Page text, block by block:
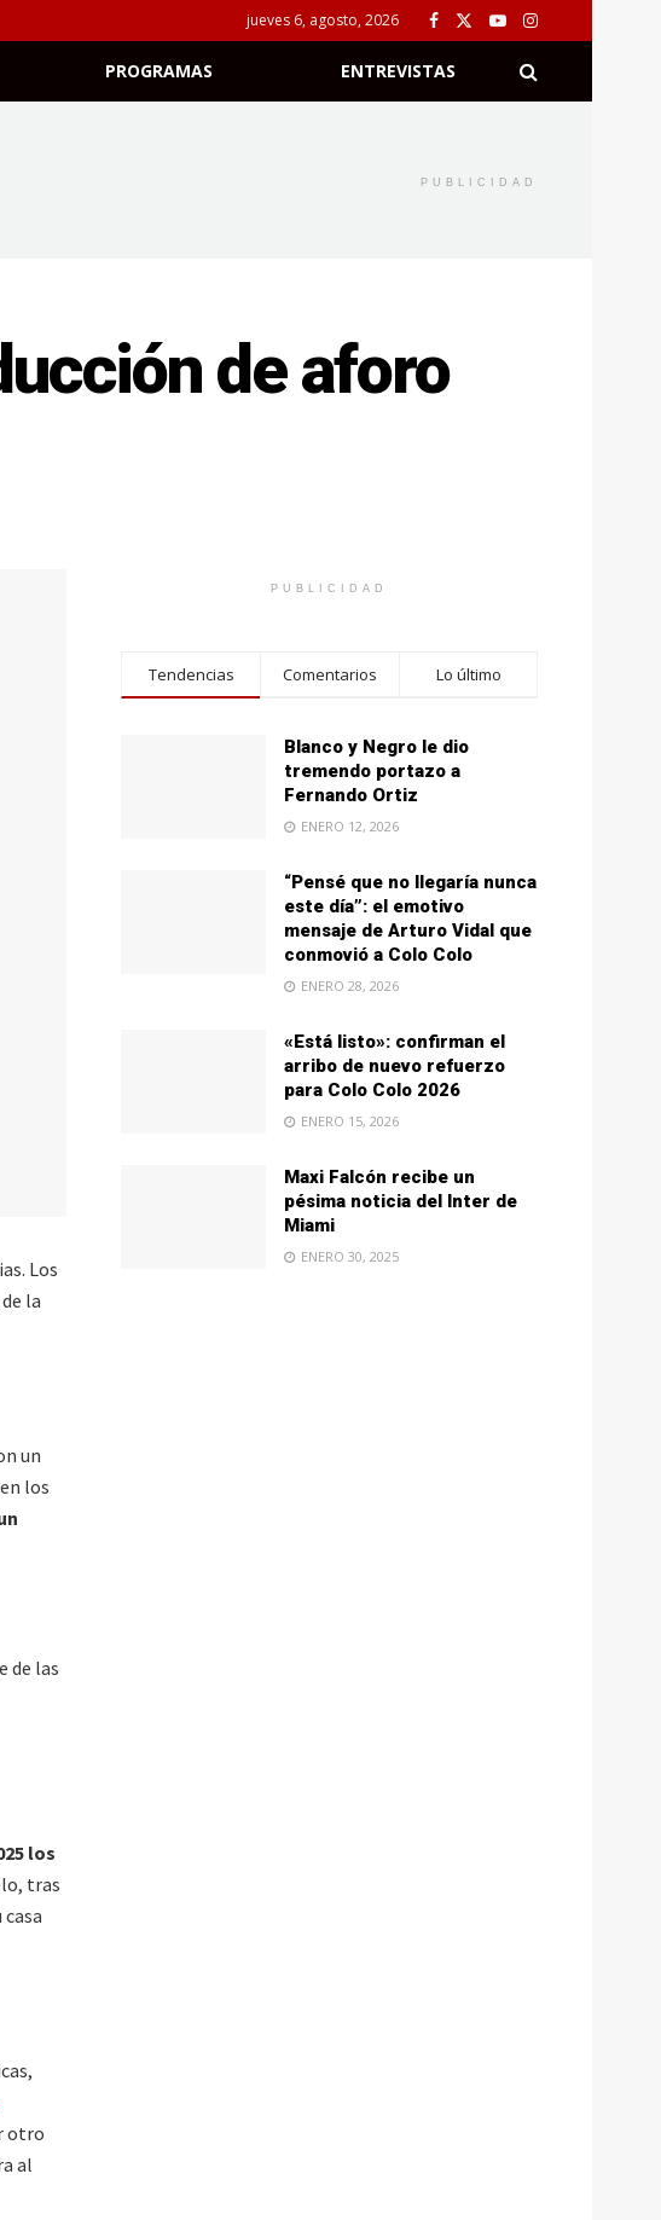
jueves 6, agosto, 2026
PROGRAMAS ENTREVISTAS
PUBLICIDAD
de aforo
Los
la
un
los
de las
los
tras
otro
al
PUBLICIDAD
Tendencias Comentarios Lo último
Blanco y Negro le dio
tremendo portazo a
Fernando Ortiz
ENERO 12, 2026
“Pensé que no llegaría nunca
este día”: el emotivo
mensaje de Arturo Vidal que
conmovió a Colo Colo
ENERO 28, 2026
«Está listo»: confirman el
arribo de nuevo refuerzo
para Colo Colo 2026
ENERO 15, 2026
Maxi Falcón recibe un
pésima noticia del Inter de
Miami
ENERO 30, 2025